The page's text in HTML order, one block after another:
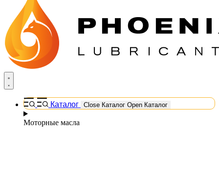
Каталог Close Каталог Open Каталог
Моторные масла